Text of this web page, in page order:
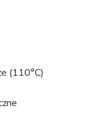
(110°C)